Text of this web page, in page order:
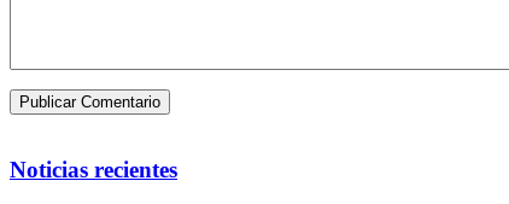
Noticias recientes